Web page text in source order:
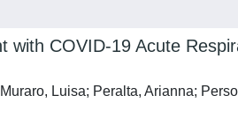
with COVID-19 Acute
Luisa; Peralta, Arianna;